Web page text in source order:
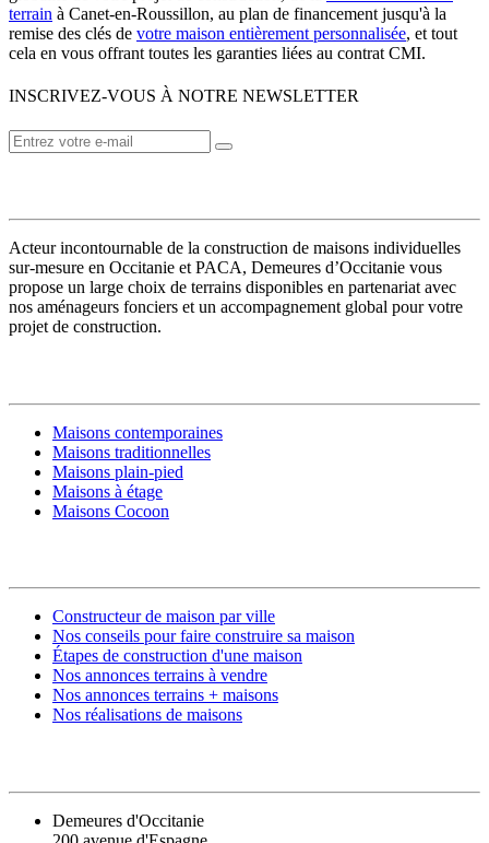
terrain à Canet-en-Roussillon, au plan de financement jusqu'à la
remise des clés de votre maison entièrement personnalisée, et tout
cela en vous offrant toutes les garanties liées au contrat CMI.
INSCRIVEZ-VOUS À NOTRE NEWSLETTER
Acteur incontournable de la construction de maisons individuelles
sur-mesure en Occitanie et PACA, Demeures d’Occitanie vous
propose un large choix de terrains disponibles en partenariat avec
nos aménageurs fonciers et un accompagnement global pour votre
projet de construction.
Maisons contemporaines
Maisons traditionnelles
Maisons plain-pied
Maisons à étage
Maisons Cocoon
Constructeur de maison par ville
Nos conseils pour faire construire sa maison
Étapes de construction d'une maison
Nos annonces terrains à vendre
Nos annonces terrains + maisons
Nos réalisations de maisons
Demeures d'Occitanie